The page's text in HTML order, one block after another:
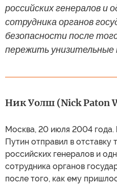
российских генералов и
сотрудника органов
безопасности после
пережить унизительные
Ник Уолш (Nick Paton
Москва, 20 июля 2004
Путин отправил в отставку
российских генералов и
сотрудника органов
после того, как ему